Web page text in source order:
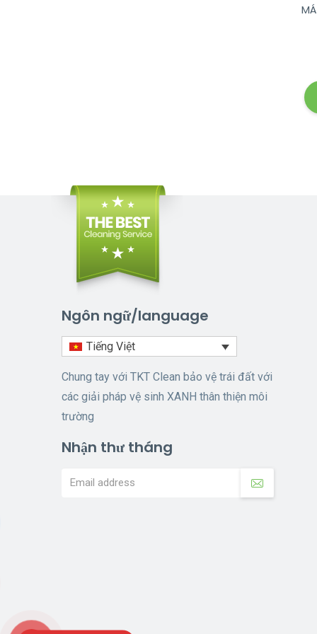
Ngôn ngữ/language
Tiếng Việt
Chung tay với TKT Clean bảo vệ trái đất với
các giải pháp vệ sinh XANH thân thiện môi
trường
Nhận thư tháng